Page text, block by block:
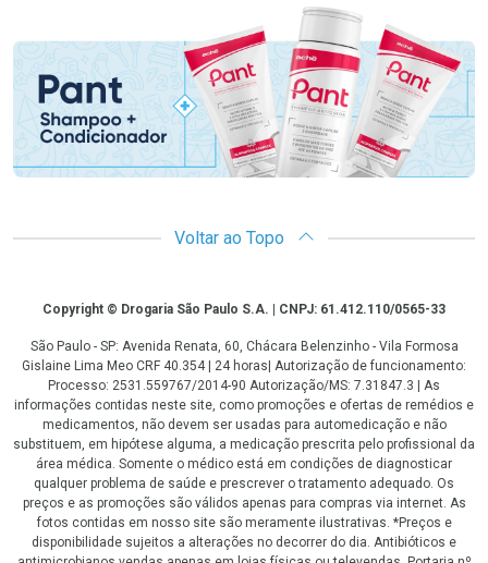
Promoção em Destaque
Voltar ao Topo
CopyrightCopyright © Drogaria São Paulo S.A. | CNPJ: 61.412.110/0565-33
São Paulo - SP: Avenida Renata, 60, Chácara Belenzinho - Vila Formosa
Gislaine Lima Meo CRF 40.354 | 24 horas| Autorização de funcionamento:
Processo: 2531.559767/2014-90 Autorização/MS: 7.31847.3 | As
informações contidas neste site, como promoções e ofertas de remédios e
medicamentos, não devem ser usadas para automedicação e não
substituem, em hipótese alguma, a medicação prescrita pelo profissional da
área médica. Somente o médico está em condições de diagnosticar
qualquer problema de saúde e prescrever o tratamento adequado. Os
preços e as promoções são válidos apenas para compras via internet. As
fotos contidas em nosso site são meramente ilustrativas. *Preços e
disponibilidade sujeitos a alterações no decorrer do dia. Antibióticos e